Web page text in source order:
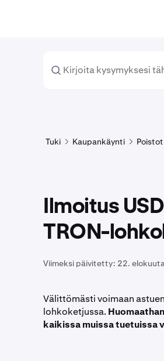
Tuki Kaupankäynti Poistot
Ilmoitus
TRON-
Viimeksi päivitetty: 22.
Välittömästi voimaan
lohkoketjussa.
kaikissa muissa tuetuissa